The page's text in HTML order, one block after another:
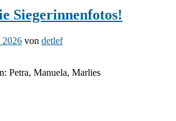
Siegerinnenfotos!
2026 von detlef
Petra, Manuela, Marlies